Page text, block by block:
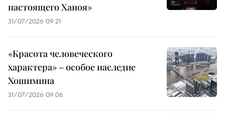
настоящего Ханоя»
31/07/2026 09:21
«Красота человеческого
характера» – особое наследие
Хошимина
31/07/2026 09:06